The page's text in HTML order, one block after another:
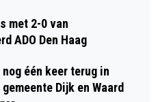
met 2-0 van
ADO Den Haag
één keer terug in
Dijk en Waard